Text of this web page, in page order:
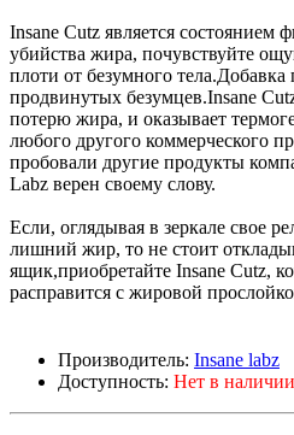
Insane Cutz является состоянием
убийства жира, почувствуйте
плоти от безумного тела.Добавка
продвинутых безумцев.Insane
потерю жира, и оказывает
любого другого коммерческого
пробовали другие продукты
Labz верен своему слову.
Если, оглядывая в зеркале свое
лишний жир, то не стоит
ящик,приобретайте Insane Cutz,
расправится с жировой
Производитель: Insane labz
Доступность: Нет в наличии